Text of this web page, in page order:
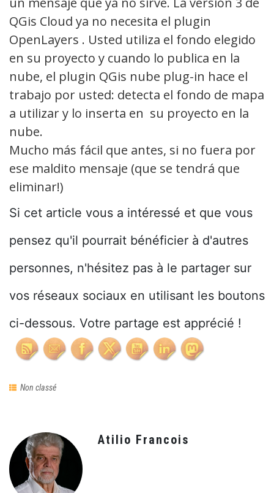
QGis Cloud ya no necesita el plugin
OpenLayers . Usted utiliza el fondo elegido
en su proyecto y cuando lo publica en la
nube, el plugin QGis nube plug-in hace el
trabajo por usted: detecta el fondo de mapa
a utilizar y lo inserta en su proyecto en la
nube.
Mucho más fácil que antes, si no fuera por
ese maldito mensaje (que se tendrá que
eliminar!)
Si cet article vous a intéressé et que vous
pensez qu'il pourrait bénéficier à d'autres
personnes, n'hésitez pas à le partager sur
vos réseaux sociaux en utilisant les boutons
ci-dessous. Votre partage est apprécié !
Non classé
Atilio Francois